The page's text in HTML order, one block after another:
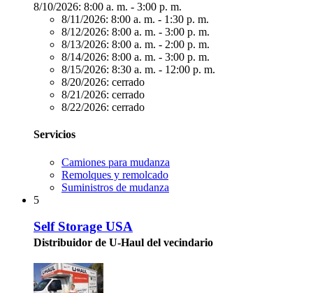
8/10/2026: 8:00 a. m. - 3:00 p. m.
8/11/2026: 8:00 a. m. - 1:30 p. m.
8/12/2026: 8:00 a. m. - 3:00 p. m.
8/13/2026: 8:00 a. m. - 2:00 p. m.
8/14/2026: 8:00 a. m. - 3:00 p. m.
8/15/2026: 8:30 a. m. - 12:00 p. m.
8/20/2026: cerrado
8/21/2026: cerrado
8/22/2026: cerrado
Servicios
Camiones para mudanza
Remolques y remolcado
Suministros de mudanza
5
Self Storage USA
Distribuidor de U-Haul del vecindario